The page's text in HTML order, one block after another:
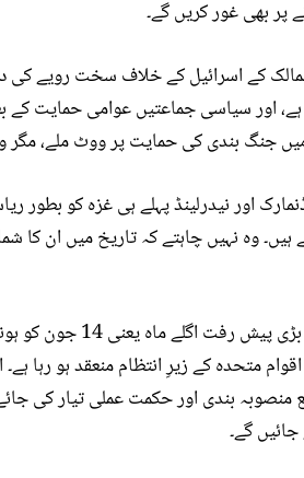
پر بھی غور کریں گے۔
کے اسرائیل کے خلاف سخت رویے کی
اور سیاسی جماعتیں عوامی حمایت کے
جنگ بندی کی حمایت پر ووٹ ملے، مگر
اور نیدرلینڈ پہلے ہی غزہ کو
ہیں۔ وہ نہیں چاہتے کہ تاریخ میں ان
اس سے بڑی پیش
متحدہ کے زیرِ انتظام منعقد ہو رہا
منصوبہ بندی اور حکمت عملی تیار کی
گے۔